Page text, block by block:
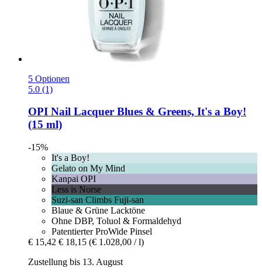
5 Optionen
5.0 (1)
OPI Nail Lacquer Blues & Greens, It's a Boy!
(15 ml)
-15%
It's a Boy!
Gelato on My Mind
Kanpai OPI
Less is Norse
Suzi-san Climbs Fuji-san
Blaue & Grüne Lacktöne
Ohne DBP, Toluol & Formaldehyd
Patentierter ProWide Pinsel
€ 15,42 € 18,15 (€ 1.028,00 / l)
Zustellung bis 13. August